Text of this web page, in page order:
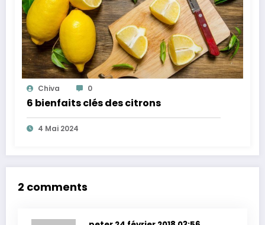
Chiva 0
6 bienfaits clés des citrons
4 Mai 2024
2 comments